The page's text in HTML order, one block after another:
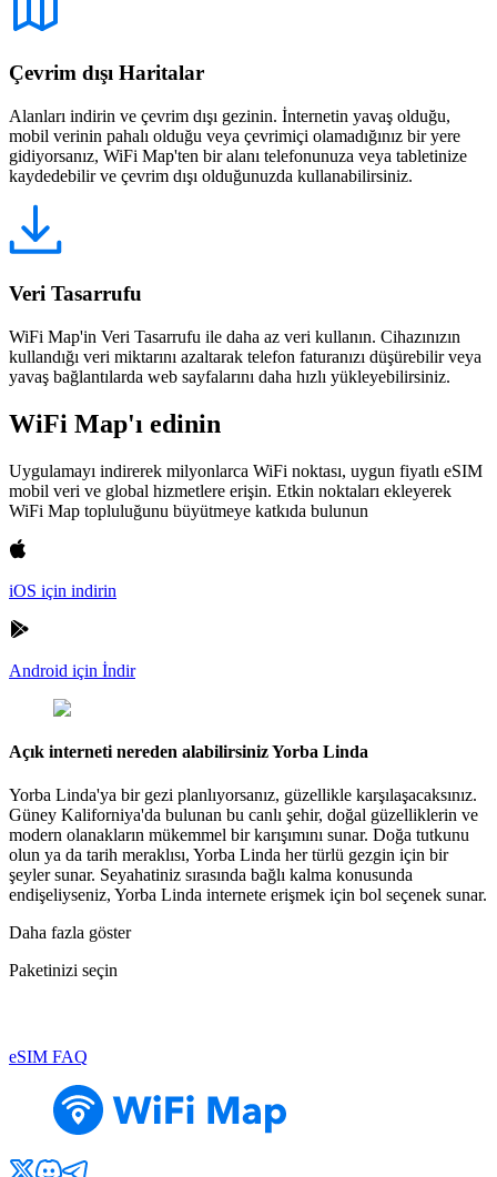
Çevrim dışı Haritalar
Alanları indirin ve çevrim dışı gezinin. İnternetin yavaş olduğu,
mobil verinin pahalı olduğu veya çevrimiçi olamadığınız bir yere
gidiyorsanız, WiFi Map'ten bir alanı telefonunuza veya tabletinize
kaydedebilir ve çevrim dışı olduğunuzda kullanabilirsiniz.
Veri Tasarrufu
WiFi Map'in Veri Tasarrufu ile daha az veri kullanın. Cihazınızın
kullandığı veri miktarını azaltarak telefon faturanızı düşürebilir veya
yavaş bağlantılarda web sayfalarını daha hızlı yükleyebilirsiniz.
WiFi Map'ı edinin
Uygulamayı indirerek milyonlarca WiFi noktası, uygun fiyatlı eSIM
mobil veri ve global hizmetlere erişin. Etkin noktaları ekleyerek
WiFi Map topluluğunu büyütmeye katkıda bulunun
iOS için indirin
Android için İndir
Açık interneti nereden alabilirsiniz Yorba Linda
Yorba Linda'ya bir gezi planlıyorsanız, güzellikle karşılaşacaksınız.
Güney Kaliforniya'da bulunan bu canlı şehir, doğal güzelliklerin ve
modern olanakların mükemmel bir karışımını sunar. Doğa tutkunu
olun ya da tarih meraklısı, Yorba Linda her türlü gezgin için bir
şeyler sunar. Seyahatiniz sırasında bağlı kalma konusunda
endişeliyseniz, Yorba Linda internete erişmek için bol seçenek sunar.
Daha fazla göster
Paketinizi seçin
eSIM FAQ